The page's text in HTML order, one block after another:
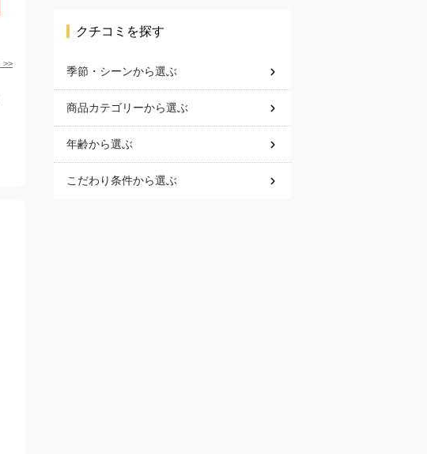
>>
クチコミを探す
季節・シーンから選ぶ
商品カテゴリーから選ぶ
年齢から選ぶ
こだわり条件から選ぶ